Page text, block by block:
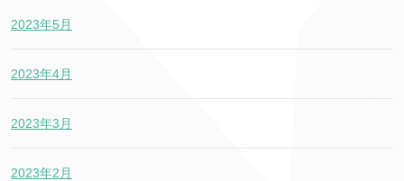
2023年5月
2023年4月
2023年3月
2023年2月